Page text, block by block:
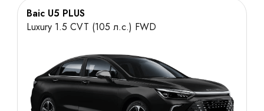
Baic U5 PLUS
Luxury 1.5 CVT (105 л.с.) FWD